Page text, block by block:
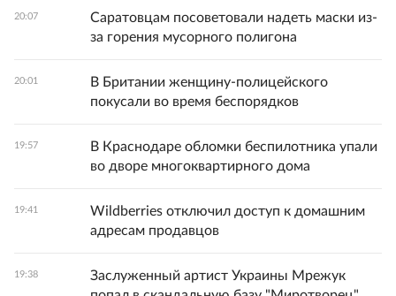
20:07
Саратовцам посоветовали надеть маски из-
за горения мусорного полигона
20:01
В Британии женщину-полицейского
покусали во время беспорядков
19:57
В Краснодаре обломки беспилотника упали
во дворе многоквартирного дома
19:41
Wildberries отключил доступ к домашним
адресам продавцов
19:38
Заслуженный артист Украины Мрежук